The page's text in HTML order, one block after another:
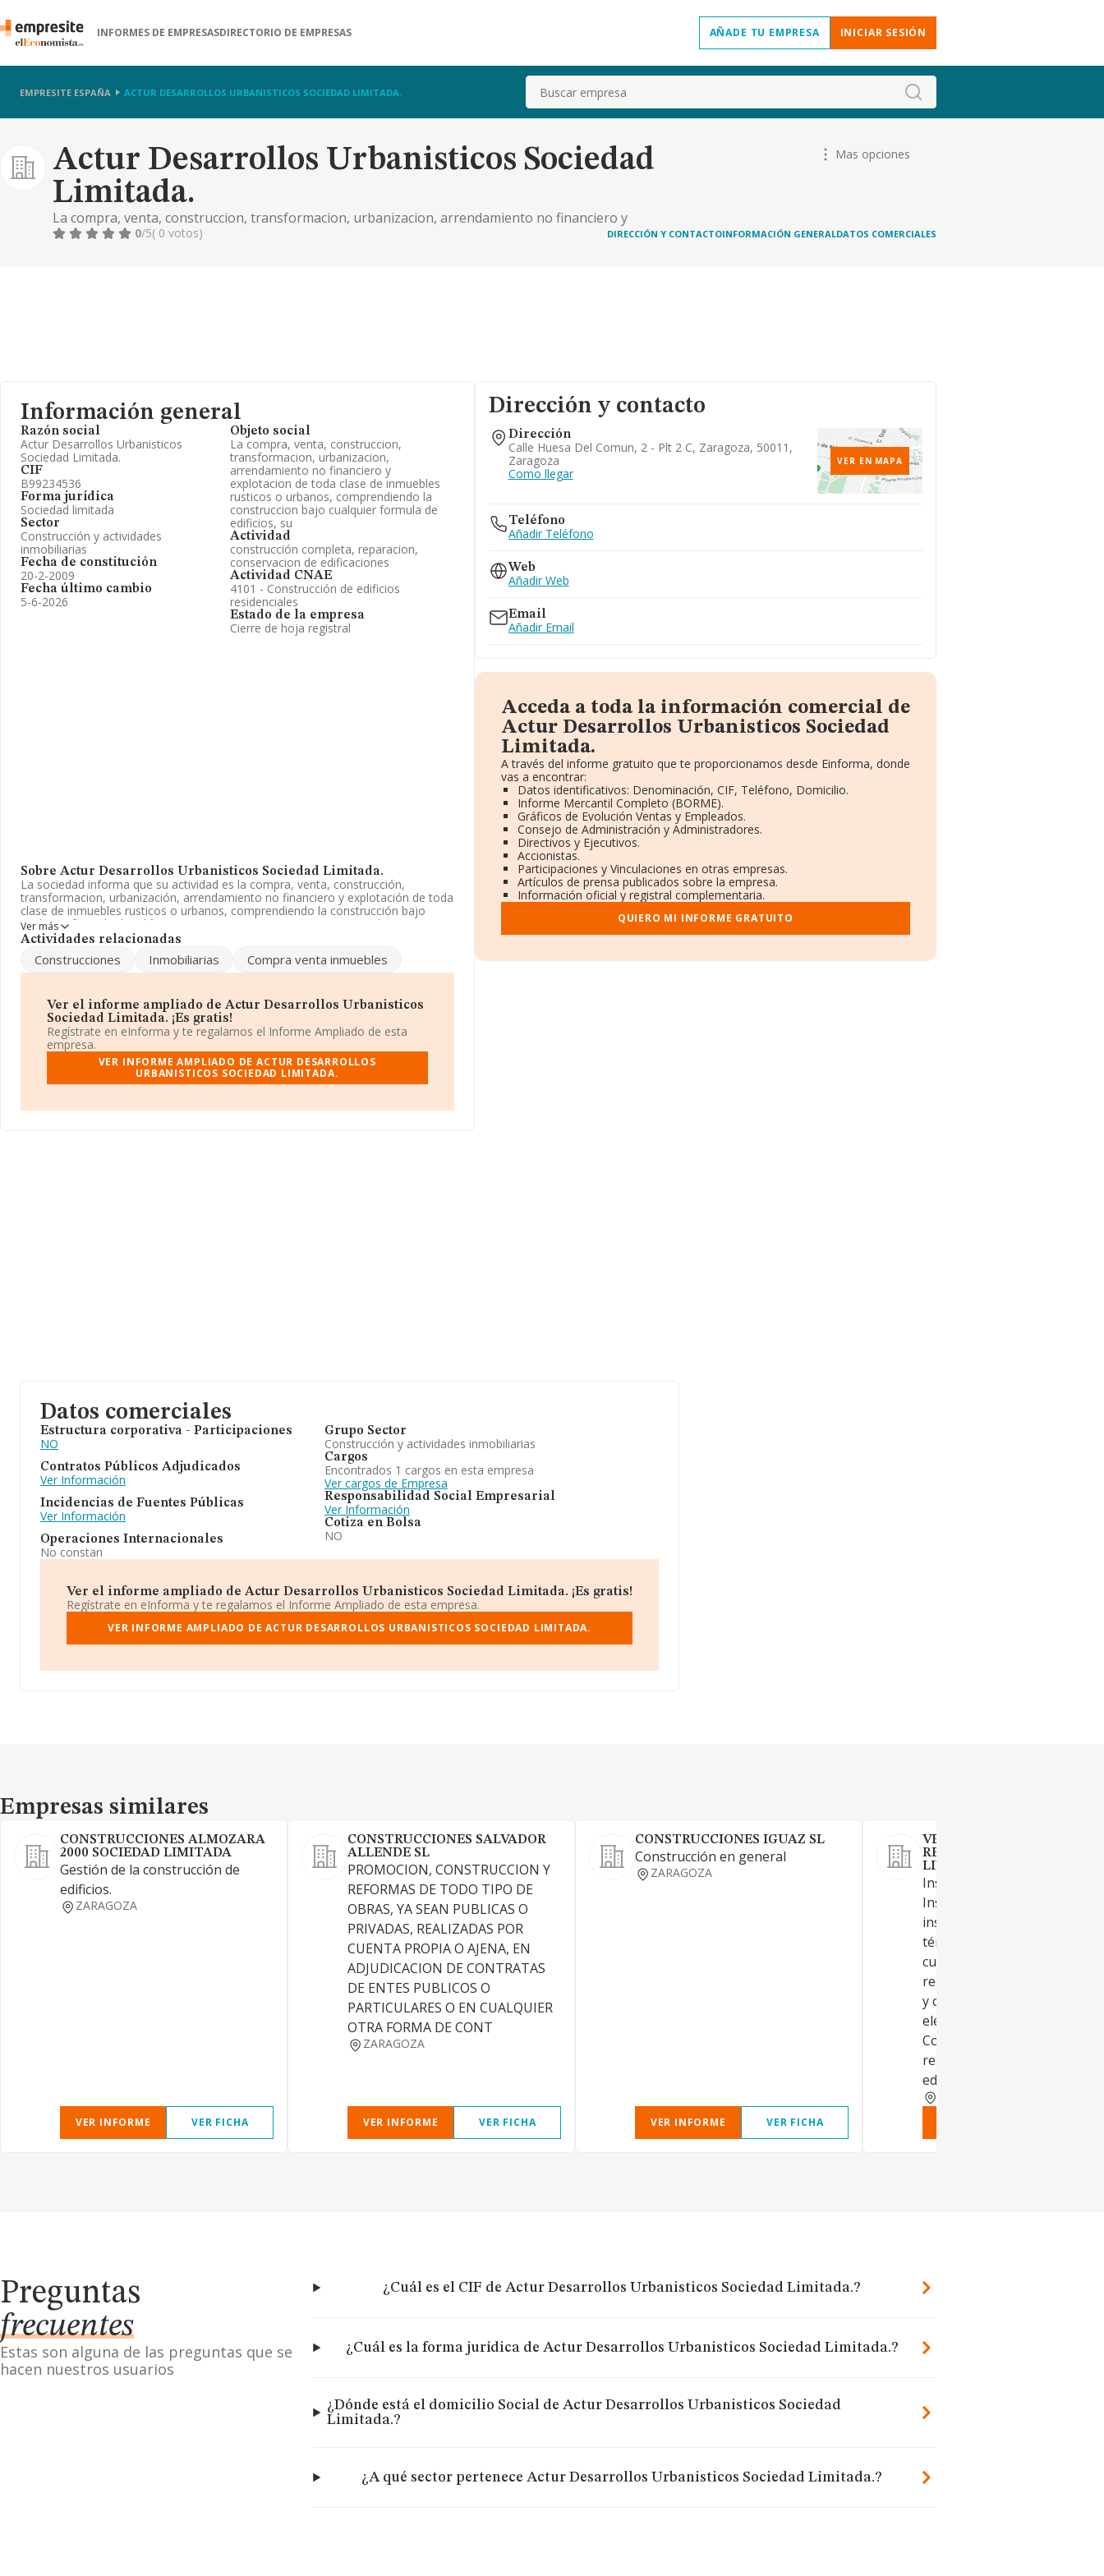
INFORMES DE EMPRESASDIRECTORIO DE EMPRESAS AÑADE TU EMPRESA INICIAR SESIÓN
EMPRESITE ESPAÑA ACTUR DESARROLLOS URBANISTICOS SOCIEDAD LIMITADA. Buscar
Actur Desarrollos Urbanisticos Sociedad
Limitada.
La compra, venta, construccion, transformacion, urbanizacion, arrendamiento no financiero y
explotacion de toda clase de inmuebles rusticos o urbanos, comprendiendo la construccion bajo
Mas opciones
0/5( 0 votos) DIRECCIÓN Y CONTACTOINFORMACIÓN GENERALDATOS COMERCIALES
Información general
Razón social
Actur Desarrollos Urbanisticos
Sociedad Limitada.
CIF
B99234536
Forma jurídica
Sociedad limitada
Sector
Construcción y actividades
inmobiliarias
Fecha de constitución
20-2-2009
Fecha último cambio
5-6-2026
Objeto social
La compra, venta, construccion,
transformacion, urbanizacion,
arrendamiento no financiero y
explotacion de toda clase de inmuebles
rusticos o urbanos, comprendiendo la
construccion bajo cualquier formula de
edificios, su
Actividad
construcción completa, reparacion,
conservacion de edificaciones
Actividad CNAE
4101 - Construcción de edificios
residenciales
Estado de la empresa
Cierre de hoja registral
Sobre Actur Desarrollos Urbanisticos Sociedad Limitada.
La sociedad informa que su actividad es la compra, venta, construcción,
transformacion, urbanización, arrendamiento no financiero y explotación de toda
clase de inmuebles rusticos o urbanos, comprendiendo la construcción bajo
cualquier formula de edificios, su. La empresa aparece inscrita en el Registro
Mercantil como Sociedad Limitada. Su actividad CNAE es '%cnae%' con código
La empresaActur Desarrollos Urbanisticos Sociedad Limitada, con CIF
2 Plt 2 C, (50011), Zaragoza, Aragón.
Con los datos a disposición de INFORMA sobre 188.948 empresas
pertenecientes al sector, la facturación en el ámbito nacional alcanza los 36.783
millones de euros y la media de facturación de ventas entre todas las compañías
alcanza los 194 mil euros. En cuanto a la información relativa a la provincia de
Zaragoza, en la base de datos INFORMA constan 2866 empresas, cuyas ventas
relativa a las compañías, la antigüedad desde la constitución es de 17 años. Los
Ver más
Actividades relacionadas
Construcciones Inmobiliarias Compra venta inmuebles
Ver el informe ampliado de Actur Desarrollos Urbanisticos
Sociedad Limitada. ¡Es gratis!
Regístrate en eInforma y te regalamos el Informe Ampliado de esta
empresa.
VER INFORME AMPLIADO DE ACTUR DESARROLLOS
URBANISTICOS SOCIEDAD LIMITADA.
Dirección y contacto
Dirección
Calle Huesa Del Comun, 2 - Plt 2 C, Zaragoza, 50011,
Zaragoza
Como llegar
VER EN MAPA
Teléfono
Añadir Teléfono
Web
Añadir Web
Email
Añadir Email
Acceda a toda la información comercial de
Actur Desarrollos Urbanisticos Sociedad
Limitada.
A través del informe gratuito que te proporcionamos desde Einforma, donde
vas a encontrar:
Datos identificativos: Denominación, CIF, Teléfono, Domicilio.
Informe Mercantil Completo (BORME).
Gráficos de Evolución Ventas y Empleados.
Consejo de Administración y Administradores.
Directivos y Ejecutivos.
Accionistas.
Participaciones y Vinculaciones en otras empresas.
Artículos de prensa publicados sobre la empresa.
Información oficial y registral complementaria.
QUIERO MI INFORME GRATUITO
Datos comerciales
Estructura corporativa - Participaciones
NO
Contratos Públicos Adjudicados
Ver Información
Incidencias de Fuentes Públicas
Ver Información
Operaciones Internacionales
No constan
Grupo Sector
Construcción y actividades inmobiliarias
Cargos
Encontrados 1 cargos en esta empresa
Ver cargos de Empresa
Responsabilidad Social Empresarial
Ver Información
Cotiza en Bolsa
NO
Ver el informe ampliado de Actur Desarrollos Urbanisticos Sociedad Limitada. ¡Es gratis!
Regístrate en eInforma y te regalamos el Informe Ampliado de esta empresa.
VER INFORME AMPLIADO DE ACTUR DESARROLLOS URBANISTICOS SOCIEDAD LIMITADA.
Empresas similares
Empresas similares
CONSTRUCCIONES ALMOZARA
2000 SOCIEDAD LIMITADA
Gestión de la construcción de
edificios.
ZARAGOZA
VER INFORME VER FICHA
CONSTRUCCIONES SALVADOR
ALLENDE SL
PROMOCION, CONSTRUCCION Y
REFORMAS DE TODO TIPO DE
OBRAS, YA SEAN PUBLICAS O
PRIVADAS, REALIZADAS POR
CUENTA PROPIA O AJENA, EN
ADJUDICACION DE CONTRATAS
DE ENTES PUBLICOS O
PARTICULARES O EN CUALQUIER
OTRA FORMA DE CONT
ZARAGOZA
VER INFORME VER FICHA
CONSTRUCCIONES IGUAZ SL
Construcción en general
ZARAGOZA
VER INFORME VER FICHA
VED CONSTRUCTION AND
RENOVATION SOCIEDAD
LIMITADA.
Instalaciones eléctricas.
Instalación y reparación de
instalaciones de energía
térmica, fotovoltaica, eólica y
cualquier otro tipo de
renovable. Montaje de
y cubiertas e instalaciones
eléctricas en general.
Construcción de edificios
residenciales. Construcción
edificios.
Preguntas
frecuentes
Estas son alguna de las preguntas que se
hacen nuestros usuarios
¿Cuál es el CIF de Actur Desarrollos Urbanisticos Sociedad Limitada.?
¿Cuál es la forma jurídica de Actur Desarrollos Urbanisticos Sociedad Limitada.?
¿Dónde está el domicilio Social de Actur Desarrollos Urbanisticos Sociedad
Limitada.?
¿A qué sector pertenece Actur Desarrollos Urbanisticos Sociedad Limitada.?